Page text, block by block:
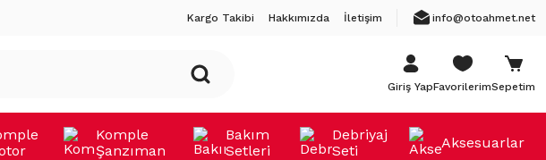
Kargo Takibi Hakkımızda İletişim info@otoahmet.net
Giriş YapFavorilerimSepetim
Komple
Şanzıman
Bakım
Setleri
Debriyaj
Seti
Aksesuarlar